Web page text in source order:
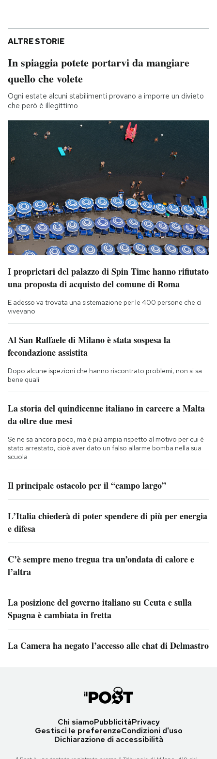
ALTRE STORIE
In spiaggia potete portarvi da mangiare
quello che volete
Ogni estate alcuni stabilimenti provano a imporre un divieto
che però è illegittimo
I proprietari del palazzo di Spin Time hanno rifiutato
una proposta di acquisto del comune di Roma
E adesso va trovata una sistemazione per le 400 persone che ci
vivevano
Al San Raffaele di Milano è stata sospesa la
fecondazione assistita
Dopo alcune ispezioni che hanno riscontrato problemi, non si sa
bene quali
La storia del quindicenne italiano in carcere a Malta
da oltre due mesi
Se ne sa ancora poco, ma è più ampia rispetto al motivo per cui è
stato arrestato, cioè aver dato un falso allarme bomba nella sua
scuola
Il principale ostacolo per il “campo largo”
L’Italia chiederà di poter spendere di più per energia
e difesa
C’è sempre meno tregua tra un’ondata di calore e
l’altra
La posizione del governo italiano su Ceuta e sulla
Spagna è cambiata in fretta
La Camera ha negato l’accesso alle chat di Delmastro
Chi siamoPubblicitàPrivacy
Gestisci le preferenzeCondizioni d'uso
Dichiarazione di accessibilità